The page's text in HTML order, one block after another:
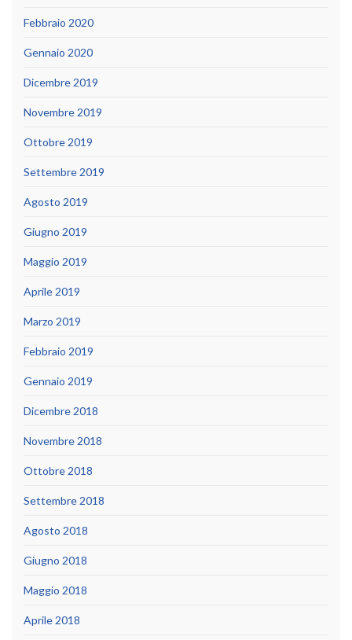
Febbraio 2020
Gennaio 2020
Dicembre 2019
Novembre 2019
Ottobre 2019
Settembre 2019
Agosto 2019
Giugno 2019
Maggio 2019
Aprile 2019
Marzo 2019
Febbraio 2019
Gennaio 2019
Dicembre 2018
Novembre 2018
Ottobre 2018
Settembre 2018
Agosto 2018
Giugno 2018
Maggio 2018
Aprile 2018